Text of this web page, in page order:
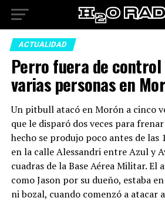
ACTUALIDAD
Perro fuera de control
varias personas en
Un pitbull atacó en Morón a cinco
que le disparó dos veces para
hecho se produjo poco antes de las
en la calle Alessandri entre Azul y
cuadras de la Base Aérea Militar. El
como Jason por su dueño, estaba
ni bozal, cuando comenzó a atacar